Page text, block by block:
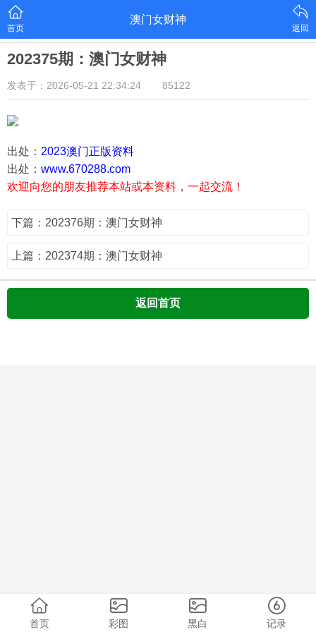
首页
澳门女财神
返回
202375期：澳门女财神
发表于：2026-05-21 22:34:24 85122
出处： 2023澳门正版资料
出处： www.670288.com
欢迎向您的朋友推荐本站或本资料，一起交流！
下篇：202376期：澳门女财神
上篇：202374期：澳门女财神
返回首页
首页 彩图 黑白 记录